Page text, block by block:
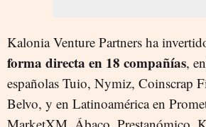
Kalonia Venture Partners ha
forma directa en 18 compañías,
españolas Tuio, Nymiz, Coinscrap
Belvo, y en Latinoamérica en